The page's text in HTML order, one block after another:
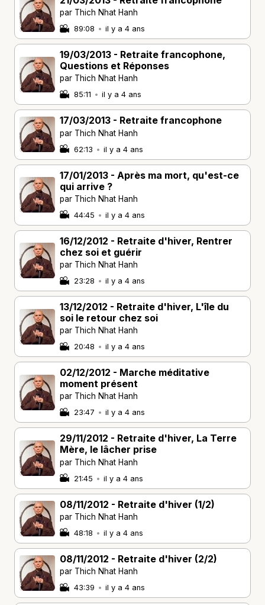
par Thich Nhat Hanh
89:08 • il y a 4 ans
19/03/2013 - Retraite francophone,
Questions et Réponses
par Thich Nhat Hanh
85:11 • il y a 4 ans
17/03/2013 - Retraite francophone
par Thich Nhat Hanh
62:13 • il y a 4 ans
17/01/2013 - Après ma mort, qu'est-ce
qui arrive ?
par Thich Nhat Hanh
44:45 • il y a 4 ans
16/12/2012 - Retraite d'hiver, Rentrer
chez soi et guérir
par Thich Nhat Hanh
23:28 • il y a 4 ans
13/12/2012 - Retraite d'hiver, L'île du
soi le retour chez soi
par Thich Nhat Hanh
20:48 • il y a 4 ans
02/12/2012 - Marche méditative
moment présent
par Thich Nhat Hanh
23:47 • il y a 4 ans
29/11/2012 - Retraite d'hiver, La Terre
Mère, le lâcher prise
par Thich Nhat Hanh
21:45 • il y a 4 ans
08/11/2012 - Retraite d'hiver (1/2)
par Thich Nhat Hanh
48:18 • il y a 4 ans
08/11/2012 - Retraite d'hiver (2/2)
par Thich Nhat Hanh
43:39 • il y a 4 ans